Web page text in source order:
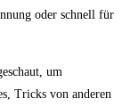
oder​ schnell‍ für
um
Tricks von​ anderen⁤